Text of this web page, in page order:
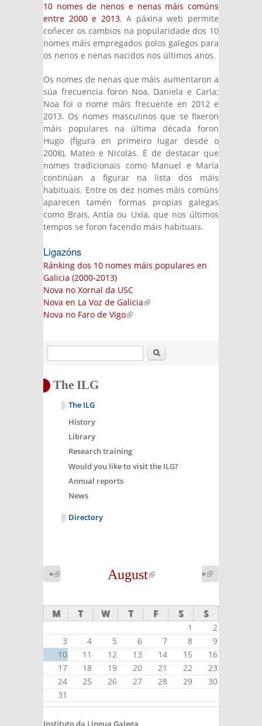
10 nomes de nenos e nenas máis comúns
entre 2000 e 2013. A páxina web permite
coñecer os cambios na popularidade dos 10
nomes máis empregados polos galegos para
os nenos e nenas nacidos nos últimos anos.
Os nomes de nenas que máis aumentaron a
súa frecuencia foron Noa, Daniela e Carla;
Noa foi o nome máis frecuente en 2012 e
2013. Os nomes masculinos que se fixeron
máis populares na última década foron
Hugo (figura en primeiro lugar desde o
2008), Mateo e Nicolás. É de destacar que
nomes tradicionais como Manuel e María
continúan a figurar na lista dos máis
habituais. Entre os dez nomes máis comúns
aparecen tamén formas propias galegas
como Brais, Antía ou Uxía, que nos últimos
tempos se foron facendo máis habituais.
Ligazóns
Ránking dos 10 nomes máis populares en
Galicia (2000-2013)
Nova no Xornal da USC
Nova en La Voz de Galicia(link is external)
Nova no Faro de Vigo(link is external)
Search
The ILG
The ILG
History
Library
Research training
Would you like to visit the ILG?
Annual reports
News
Directory
August
(link is
«
external)
»
external)
M T W T F S S
1
2
3
4 5 6 7 8
9
10
11 12 13 14 15
16
17
18 19 20 21 22
23
24
25 26 27 28 29
30
31
Instituto da Lingua Galega